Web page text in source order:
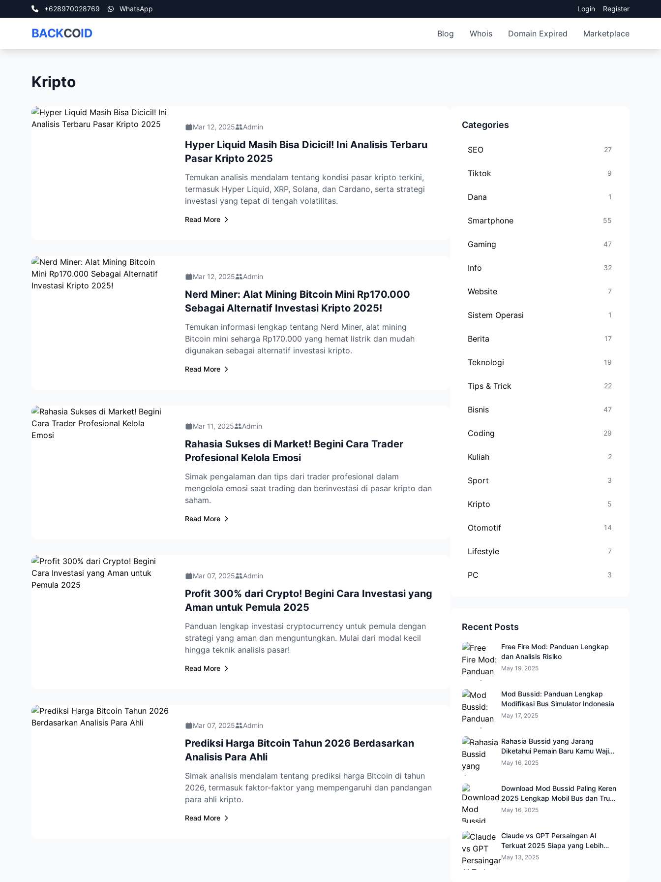
+628970028769 WhatsApp Login Register
BACKCOID Blog Whois Domain Expired Marketplace
Kripto
Mar 12, 2025 Admin
Hyper Liquid Masih Bisa Dicicil! Ini Analisis Terbaru
Pasar Kripto 2025
Temukan analisis mendalam tentang kondisi pasar kripto terkini,
termasuk Hyper Liquid, XRP, Solana, dan Cardano, serta strategi
investasi yang tepat di tengah volatilitas.
Read More
Mar 12, 2025 Admin
Nerd Miner: Alat Mining Bitcoin Mini Rp170.000
Sebagai Alternatif Investasi Kripto 2025!
Temukan informasi lengkap tentang Nerd Miner, alat mining
Bitcoin mini seharga Rp170.000 yang hemat listrik dan mudah
digunakan sebagai alternatif investasi kripto.
Read More
Mar 11, 2025 Admin
Rahasia Sukses di Market! Begini Cara Trader
Profesional Kelola Emosi
Simak pengalaman dan tips dari trader profesional dalam
mengelola emosi saat trading dan berinvestasi di pasar kripto dan
saham.
Read More
Mar 07, 2025 Admin
Profit 300% dari Crypto! Begini Cara Investasi yang
Aman untuk Pemula 2025
Panduan lengkap investasi cryptocurrency untuk pemula dengan
strategi yang aman dan menguntungkan. Mulai dari modal kecil
hingga teknik analisis pasar!
Read More
Mar 07, 2025 Admin
Prediksi Harga Bitcoin Tahun 2026 Berdasarkan
Analisis Para Ahli
Simak analisis mendalam tentang prediksi harga Bitcoin di tahun
2026, termasuk faktor-faktor yang mempengaruhi dan pandangan
para ahli kripto.
Read More
Categories
SEO 27
Tiktok 9
Dana 1
Smartphone 55
Gaming 47
Info 32
Website 7
Sistem Operasi 1
Berita 17
Teknologi 19
Tips & Trick 22
Bisnis 47
Coding 29
Kuliah 2
Sport 3
Kripto 5
Otomotif 14
Lifestyle 7
PC 3
Recent Posts
Free Fire Mod: Panduan Lengkap
dan Analisis Risiko
May 19, 2025
Mod Bussid: Panduan Lengkap
Modifikasi Bus Simulator Indonesia
May 17, 2025
Rahasia Bussid yang Jarang
Diketahui Pemain Baru Kamu Wajib
Coba!
May 16, 2025
Download Mod Bussid Paling Keren
2025 Lengkap Mobil Bus dan Truk
HD
May 16, 2025
Claude vs GPT Persaingan AI
Terkuat 2025 Siapa yang Lebih
Cerdas?
May 13, 2025